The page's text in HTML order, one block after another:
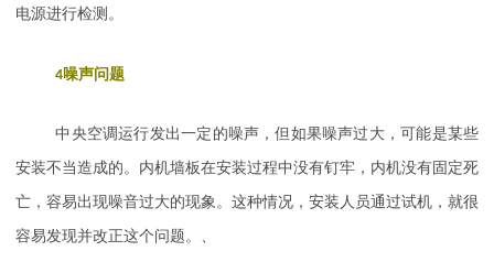
电源进行检测。
4噪声问题
中央空调运行发出一定的噪声，但如果噪声过大，可能是某些
安装不当造成的。内机墙板在安装过程中没有钉牢，内机没有固定死
亡，容易出现噪音过大的现象。这种情况，安装人员通过试机，就很
容易发现并改正这个问题。 、